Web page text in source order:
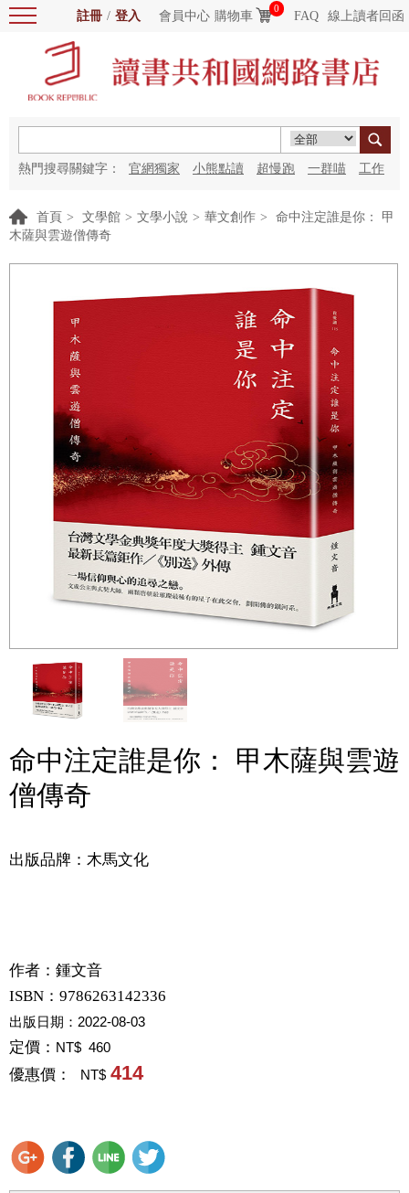
註冊 / 登入 會員中心 購物車
0
FAQ 線上讀者回函
熱門搜尋關鍵字： 官網獨家 小熊點讀 超慢跑 一群喵 工作
首頁 > 文學館 > 文學小說 > 華文創作 >
命中注定誰是你： 甲
木薩與雲遊僧傳奇
命中注定誰是你： 甲木薩與雲遊
僧傳奇
出版品牌：木馬文化
作者： 鍾文音
ISBN：9786263142336
出版日期： 2022-08-03
定價： NT$ 460
優惠價： NT$ 414